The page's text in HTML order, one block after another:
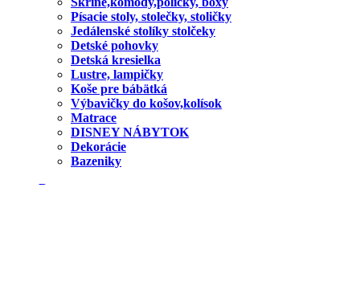
Písacie stoly, stolečky, stoličky
Jedálenské stolíky stolčeky
Detské pohovky
Detská kresielka
Lustre, lampičky
Koše pre bábätká
Výbavičky do košov,kolísok
Matrace
DISNEY NÁBYTOK
Dekorácie
Bazeniky
Domov